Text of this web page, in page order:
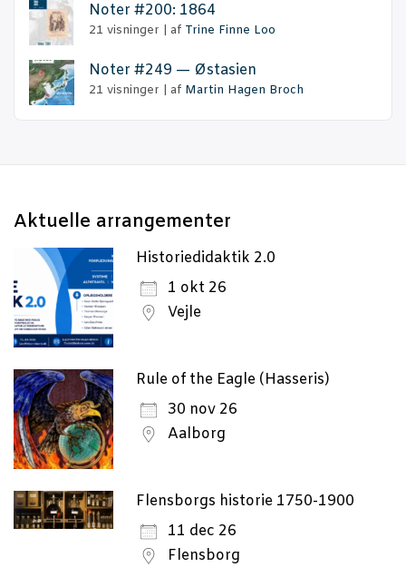
Noter #200: 1864
21 visninger af Trine Finne Loo
Noter #249 — Østasien
21 visninger af Martin Hagen Broch
Aktu­el­le arrangementer
Historiedidaktik 2.0
1 okt 26
Vejle
Rule of the Eagle (Hasseris)
30 nov 26
Aalborg
Flensborgs historie 1750-1900
11 dec 26
Flensborg